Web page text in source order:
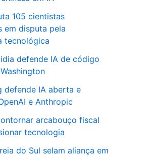
105 cientistas
em disputa pela
tecnológica
defende IA de código
defende IA aberta e
e Anthropic
arcabouço fiscal
tecnologia
do Sul selam aliança em